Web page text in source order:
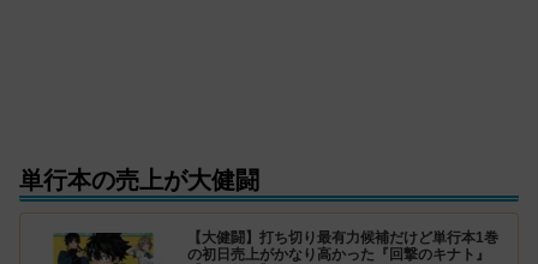
単行本の売上が大健闘
【大健闘】打ち切り最有力候補だけど単行本1巻
の初日売上がかなり高かった『回撃のキナト』